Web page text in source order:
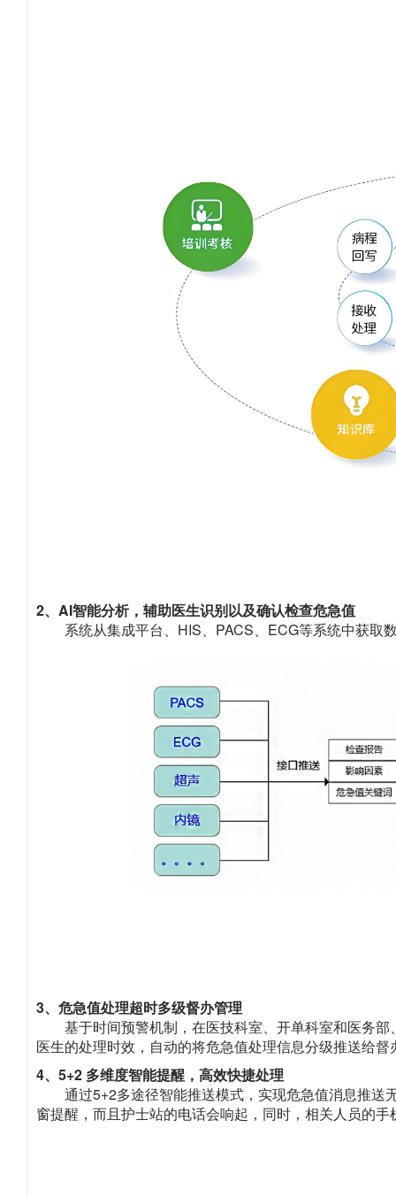
2、AI智能分析，辅助医生识别以及确认检查危急值
系统从集成平台、HIS、PACS、ECG等系统中获取
3、危急值处理超时多级督办管理
基于时间预警机制，在医技科室、开单科室和医务
医生的处理时效，自动的将危急值处理信息分级推送给
4、5+2 多维度智能提醒，高效快捷处理
通过5+2多途径智能推送模式，实现危急值消息推
窗提醒，而且护士站的电话会响起，同时，相关人员的